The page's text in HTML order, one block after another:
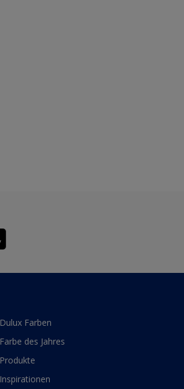
Dulux Farben
Farbe des Jahres
Produkte
Inspirationen